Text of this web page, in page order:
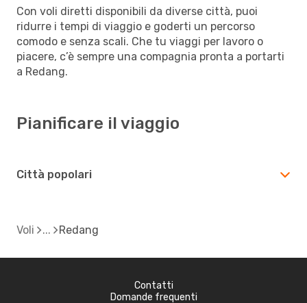
Con voli diretti disponibili da diverse città, puoi
ridurre i tempi di viaggio e goderti un percorso
comodo e senza scali. Che tu viaggi per lavoro o
piacere, c’è sempre una compagnia pronta a portarti
a Redang.
Pianificare il viaggio
Città popolari
Voli Redang
Contatti
Domande frequenti